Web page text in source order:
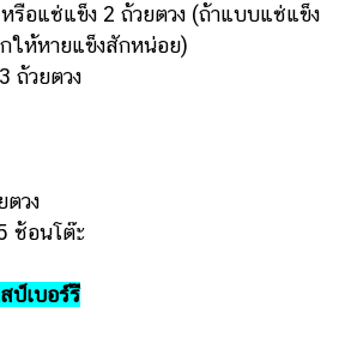
อแช่แข็ง 2 ถ้วยตวง (ถ้าแบบแช่แข็ง
กให้หายแข็งสักหน่อย)
ถ้วยตวง
วง
ช้อนโต๊ะ
ป์เบอร์รี